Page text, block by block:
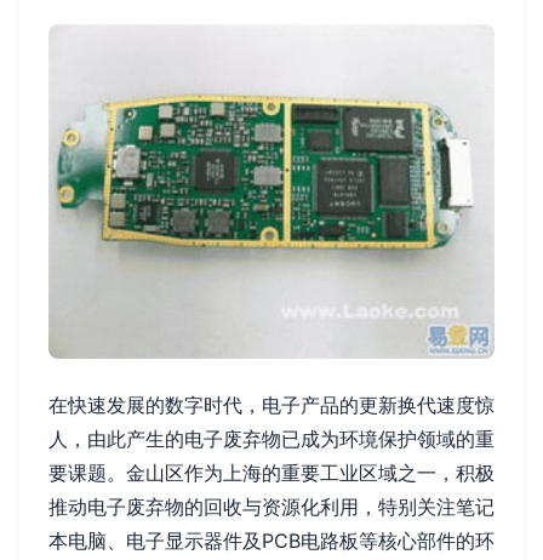
在快速发展的数字时代，电子产品的更新换代速度惊
人，由此产生的电子废弃物已成为环境保护领域的重
要课题。金山区作为上海的重要工业区域之一，积极
推动电子废弃物的回收与资源化利用，特别关注笔记
本电脑、电子显示器件及PCB电路板等核心部件的环